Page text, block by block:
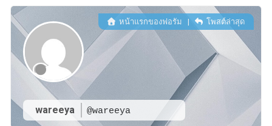
wareeya @wareeya
หน้าแรกของฟอรัม | โพสต์ล่าสุด